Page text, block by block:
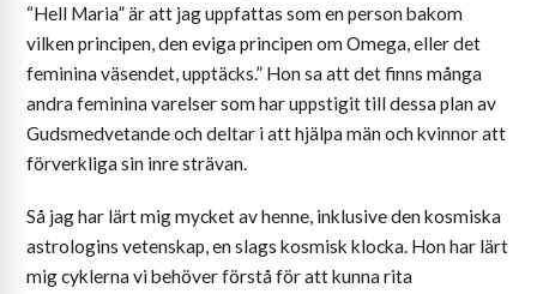
“Hell Maria” är att jag uppfattas som en person bakom
vilken principen, den eviga principen om Omega, eller det
feminina väsendet, upptäcks.” Hon sa att det finns många
andra feminina varelser som har uppstigit till dessa plan av
Gudsmedvetande och deltar i att hjälpa män och kvinnor att
förverkliga sin inre strävan.
Så jag har lärt mig mycket av henne, inklusive den kosmiska
astrologins vetenskap, en slags kosmisk klocka. Hon har lärt
mig cyklerna vi behöver förstå för att kunna rita